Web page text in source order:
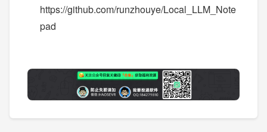
https://github.com/runzhouye/Local_LLM_Note
pad